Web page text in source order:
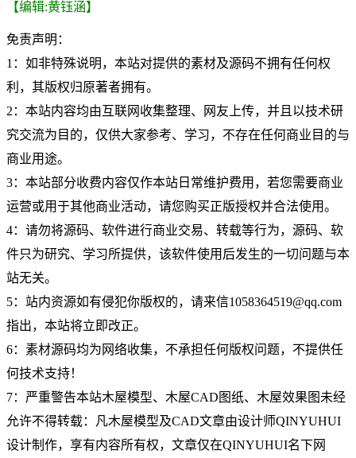
【编辑:黄钰涵】
免责声明：
1：如非特殊说明，本站对提供的素材及源码不拥有任何权
利，其版权归原著者拥有。
2：本站内容均由互联网收集整理、网友上传，并且以技术研
究交流为目的，仅供大家参考、学习，不存在任何商业目的与
商业用途。
3：本站部分收费内容仅作本站日常维护费用，若您需要商业
运营或用于其他商业活动，请您购买正版授权并合法使用。
4：请勿将源码、软件进行商业交易、转载等行为，源码、软
件只为研究、学习所提供，该软件使用后发生的一切问题与本
站无关。
5：站内资源如有侵犯你版权的，请来信1058364519@qq.com
指出，本站将立即改正。
6：素材源码均为网络收集，不承担任何版权问题，不提供任
何技术支持！
7：严重警告本站木屋模型、木屋CAD图纸、木屋效果图未经
允许不得转载：凡木屋模型及CAD文章由设计师QINYUHUI
设计制作，享有内容所有权，文章仅在QINYUHUI名下网